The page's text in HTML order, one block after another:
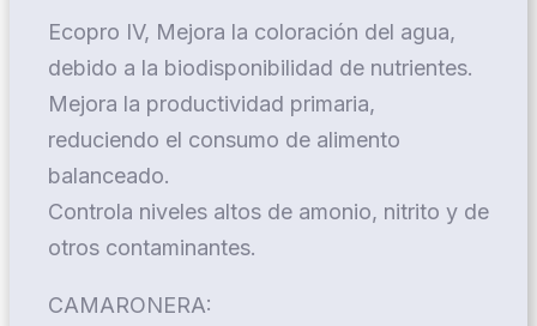
Ecopro IV, Mejora la coloración del agua,
debido a la biodisponibilidad de nutrientes.
Mejora la productividad primaria,
reduciendo el consumo de alimento
balanceado.
Controla niveles altos de amonio, nitrito y de
otros contaminantes.
CAMARONERA: